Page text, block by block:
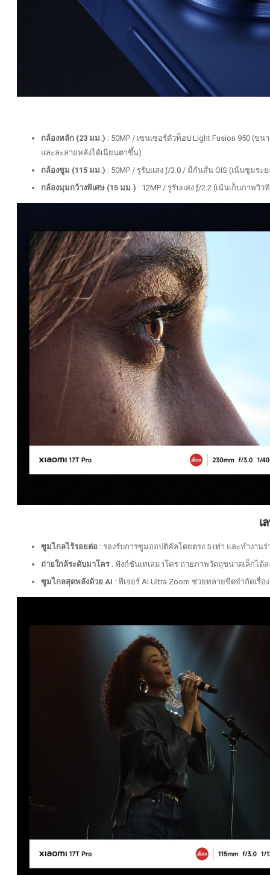
กล้องหลัก (23 มม.) : 50MP / เซนเซอร์ตัวท็อป Light Fusion 950 (
และละลายหลังได้เนียนตาขึ้น)
กล้องซูม (115 มม.) : 50MP / รูรับแสง ƒ/3.0 / มีกันสั่น OIS (เน้นซูมร
กล้องมุมกว้างพิเศษ (15 มม.) : 12MP / รูรับแสง ƒ/2.2 (เน้นเก็บภาพ
เ
ซูมไกลไร้รอยต่อ : รองรับการซูมออปติคัลโดยตรง 5 เท่า และทำงา
ถ่ายใกล้ระดับมาโคร : ฟังก์ชันเทเลมาโคร ถ่ายภาพวัตถุขนาดเล็กได้
ซูมไกลสุดพลังด้วย AI : ฟีเจอร์ AI Ultra Zoom ช่วยทลายขีดจำกัดเรื่